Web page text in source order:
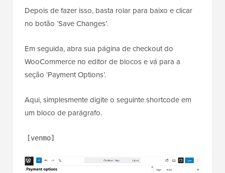
Depois de fazer isso, basta rolar para baixo e clicar
no botão ‘Save Changes’.
Em seguida, abra sua página de checkout do
WooCommerce no editor de blocos e vá para a
seção ‘Payment Options’.
Aqui, simplesmente digite o seguinte shortcode em
um bloco de parágrafo.
[venmo]